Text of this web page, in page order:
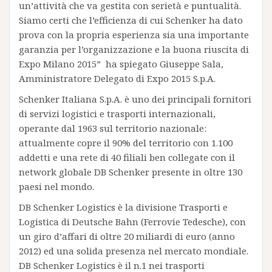
un’attività che va gestita con serietà e puntualità.
Siamo certi che l’efficienza di cui Schenker ha dato
prova con la propria esperienza sia una importante
garanzia per l’organizzazione e la buona riuscita di
Expo Milano 2015” ha spiegato Giuseppe Sala,
Amministratore Delegato di Expo 2015 S.p.A.
Schenker Italiana S.p.A. è uno dei principali fornitori
di servizi logistici e trasporti internazionali,
operante dal 1963 sul territorio nazionale:
attualmente copre il 90% del territorio con 1.100
addetti e una rete di 40 filiali ben collegate con il
network globale DB Schenker presente in oltre 130
paesi nel mondo.
DB Schenker Logistics è la divisione Trasporti e
Logistica di Deutsche Bahn (Ferrovie Tedesche), con
un giro d’affari di oltre 20 miliardi di euro (anno
2012) ed una solida presenza nel mercato mondiale.
DB Schenker Logistics è il n.1 nei trasporti